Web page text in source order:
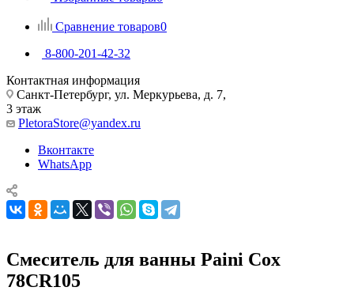
Сравнение товаров0
8-800-201-42-32
Контактная информация
Санкт-Петербург, ул. Меркурьева, д. 7,
3 этаж
PletoraStore@yandex.ru
Вконтакте
WhatsApp
Смеситель для ванны Paini Cox
78CR105